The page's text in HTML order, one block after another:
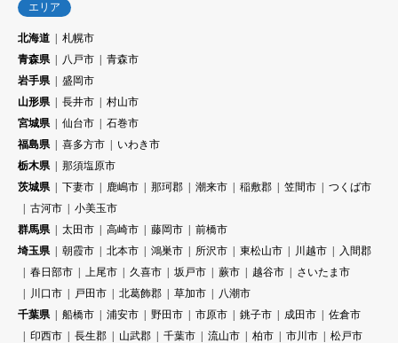
エリア
北海道
札幌市
青森県
八戸市
青森市
岩手県
盛岡市
山形県
長井市
村山市
宮城県
仙台市
石巻市
福島県
喜多方市
いわき市
栃木県
那須塩原市
茨城県
下妻市 鹿嶋市 那珂郡 潮来市 稲敷郡 笠間市
つくば市
古河市
小美玉市
群馬県
太田市 高崎市 藤岡市
前橋市
埼玉県
朝霞市 北本市 鴻巣市 所沢市 東松山市 川越市
入間郡
春日部市
上尾市 久喜市 坂戸市 蕨市 越谷市
さいたま市
川口市
戸田市 北葛飾郡 草加市
八潮市
千葉県
船橋市 浦安市 野田市 市原市 銚子市 成田市
佐倉市
印西市
長生郡 山武郡 千葉市 流山市 柏市 市川市 松戸市